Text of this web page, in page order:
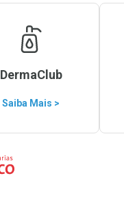
DermaClub
Saiba Mais >